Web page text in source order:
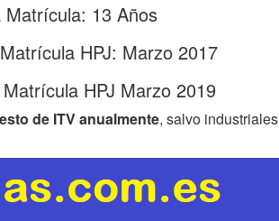
13 Años
HPJ: Marzo 2017
HPJ Marzo 2019
de ITV anualmente, salvo industriales